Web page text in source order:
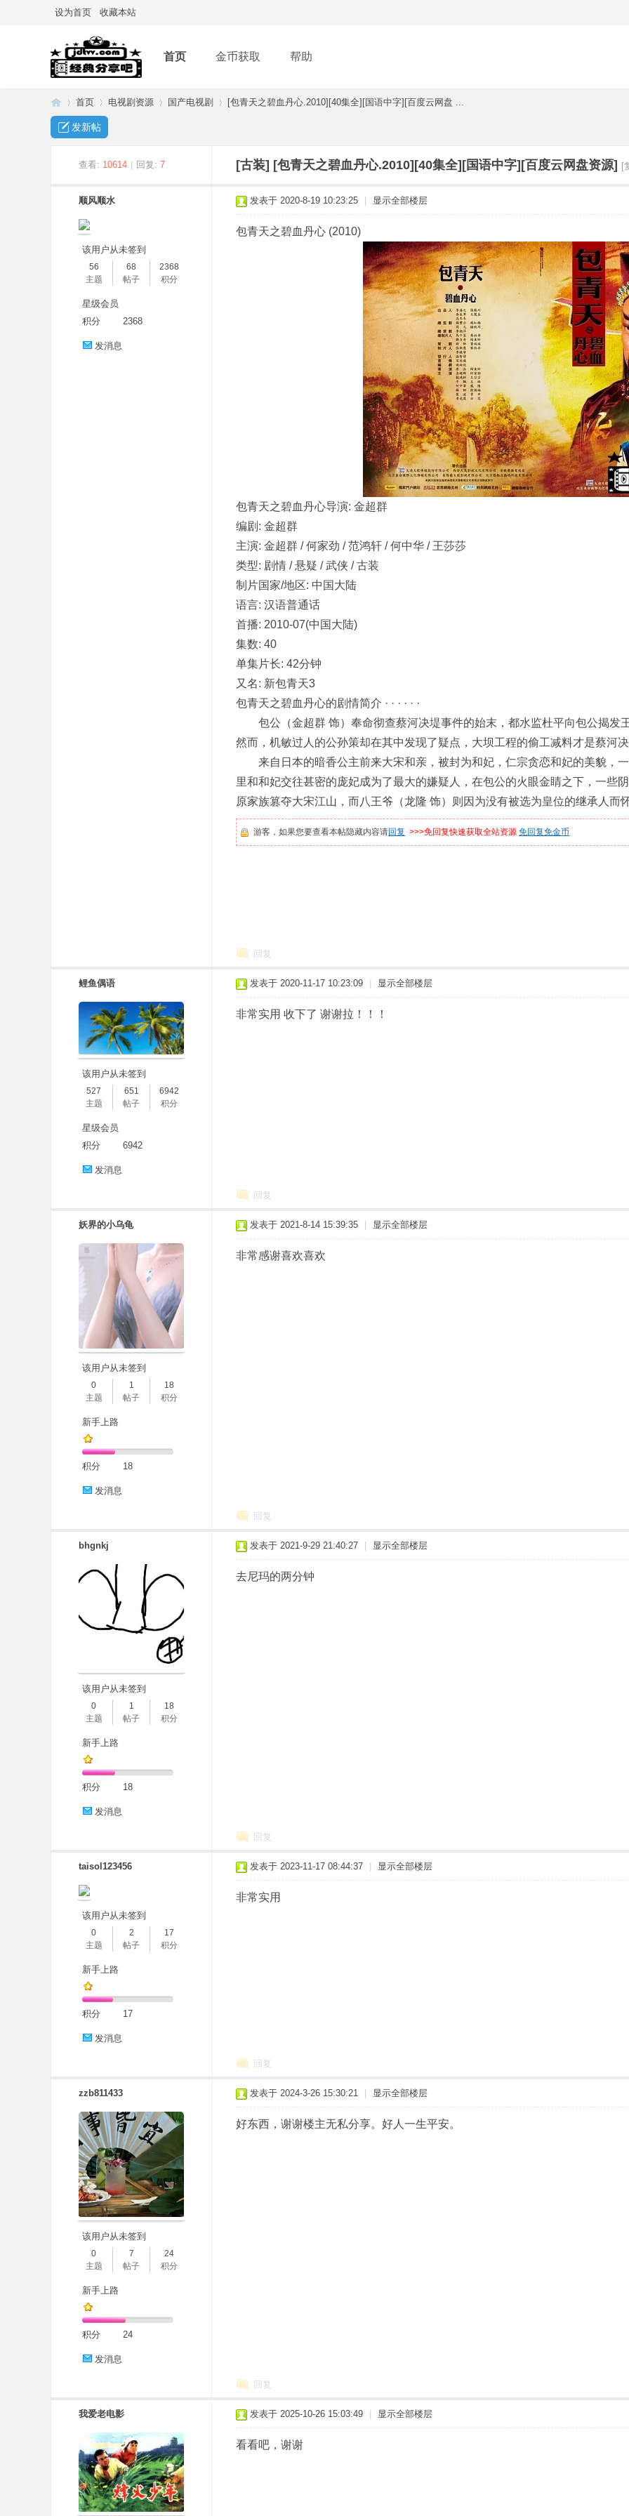
设为首页 收藏本站
首页 金币获取 帮助
首页
›
电视剧资源
›
国产电视剧 [包青天之碧血丹心.2010][40集全][国语中字][百度云网盘 ...
发新帖
查看: 10614 回复: 7 [古装] [包青天之碧血丹心.2010][40集全][国语中字][百度云网盘资源] [
顺风顺水
该用户从未签到
56
主题
68
帖子
2368
积分
星级会员
积分
2368
发消息
发表于 2020-8-19 10:23:25 显示全部楼层
包青天之碧血丹心 (2010)
包青天之碧血丹心导演: 金超群
编剧: 金超群
主演: 金超群 / 何家劲 / 范鸿轩 / 何中华 / 王莎莎
类型: 剧情 / 悬疑 / 武侠 / 古装
制片国家/地区: 中国大陆
语言: 汉语普通话
首播: 2010-07(中国大陆)
集数: 40
单集片长: 42分钟
又名: 新包青天3
包青天之碧血丹心的剧情简介 · · · · · ·
包公（金超群 饰）奉命彻查蔡河决堤事件的始末，都水监杜平向包公揭发
然而，机敏过人的公孙策却在其中发现了疑点，大坝工程的偷工减料才是蔡河
来自日本的暗香公主前来大宋和亲，被封为和妃，仁宗贪恋和妃的美貌，
里和和妃交往甚密的庞妃成为了最大的嫌疑人，在包公的火眼金睛之下，一些
原家族篡夺大宋江山，而八王爷（龙隆 饰）则因为没有被选为皇位的继承人而
游客，如果您要查看本帖隐藏内容请回复 >>>免回复快速获取全站资源 免回复免金币
回复
鲤鱼偶语
该用户从未签到
527
主题
651
帖子
6942
积分
星级会员
积分
6942
发消息
发表于 2020-11-17 10:23:09 显示全部楼层
非常实用 收下了 谢谢拉！！！
回复
妖界的小乌龟
该用户从未签到
0
主题
1
帖子
18
积分
新手上路
积分 18
发消息
发表于 2021-8-14 15:39:35 显示全部楼层
非常感谢喜欢喜欢
回复
bhgnkj
该用户从未签到
0
主题
1
帖子
18
积分
新手上路
积分 18
发消息
发表于 2021-9-29 21:40:27 显示全部楼层
去尼玛的两分钟
回复
taisol123456
该用户从未签到
0
主题
2
帖子
17
积分
新手上路
积分 17
发消息
发表于 2023-11-17 08:44:37 显示全部楼层
非常实用
回复
zzb811433
该用户从未签到
0
主题
7
帖子
24
积分
新手上路
积分 24
发消息
发表于 2024-3-26 15:30:21 显示全部楼层
好东西，谢谢楼主无私分享。好人一生平安。
回复
我爱老电影 发表于 2025-10-26 15:03:49 显示全部楼层
看看吧，谢谢